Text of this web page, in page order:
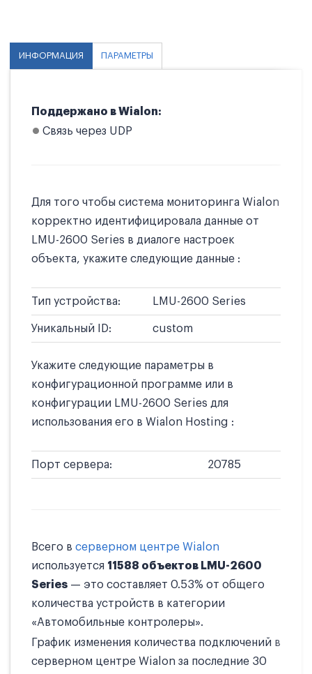
ИНФОРМАЦИЯ ПАРАМЕТРЫ
Поддержано в Wialon:
Связь через UDP
Для того чтобы система мониторинга Wialon
корректно идентифицировала данные от
LMU-2600 Series в диалоге настроек
объекта, укажите следующие данные :
Тип устройства: LMU-2600 Series
Уникальный ID: custom
Укажите следующие параметры в
конфигурационной программе или в
конфигурации LMU-2600 Series для
использования его в Wialon Hosting :
Порт сервера: 20785
Всего в серверном центре Wialon
используется 11588 объектов LMU-2600
Series — это составляет 0.53% от общего
количества устройств в категории
«Автомобильные контролеры».
График изменения количества подключений в
серверном центре Wialon за последние 30